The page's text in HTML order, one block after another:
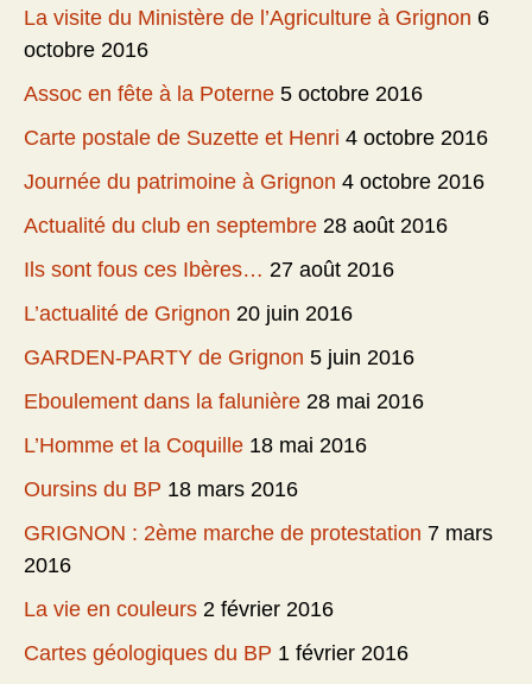
La visite du Ministère de l’Agriculture à Grignon 6
octobre 2016
Assoc en fête à la Poterne 5 octobre 2016
Carte postale de Suzette et Henri 4 octobre 2016
Journée du patrimoine à Grignon 4 octobre 2016
Actualité du club en septembre 28 août 2016
Ils sont fous ces Ibères… 27 août 2016
L’actualité de Grignon 20 juin 2016
GARDEN-PARTY de Grignon 5 juin 2016
Eboulement dans la falunière 28 mai 2016
L’Homme et la Coquille 18 mai 2016
Oursins du BP 18 mars 2016
GRIGNON : 2ème marche de protestation 7 mars
2016
La vie en couleurs 2 février 2016
Cartes géologiques du BP 1 février 2016